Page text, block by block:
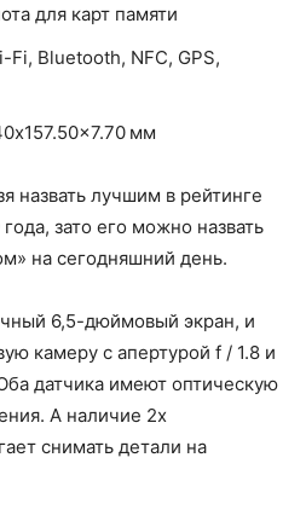
для карт памяти
Fi, Bluetooth, NFC, GPS,
мм
назвать лучшим в рейтинге
зато его можно назвать
на сегодняшний день.
6,5-дюймовый экран, и
камеру с апертурой f / 1.8 и
датчика имеют оптическую
А наличие 2х
снимать детали на